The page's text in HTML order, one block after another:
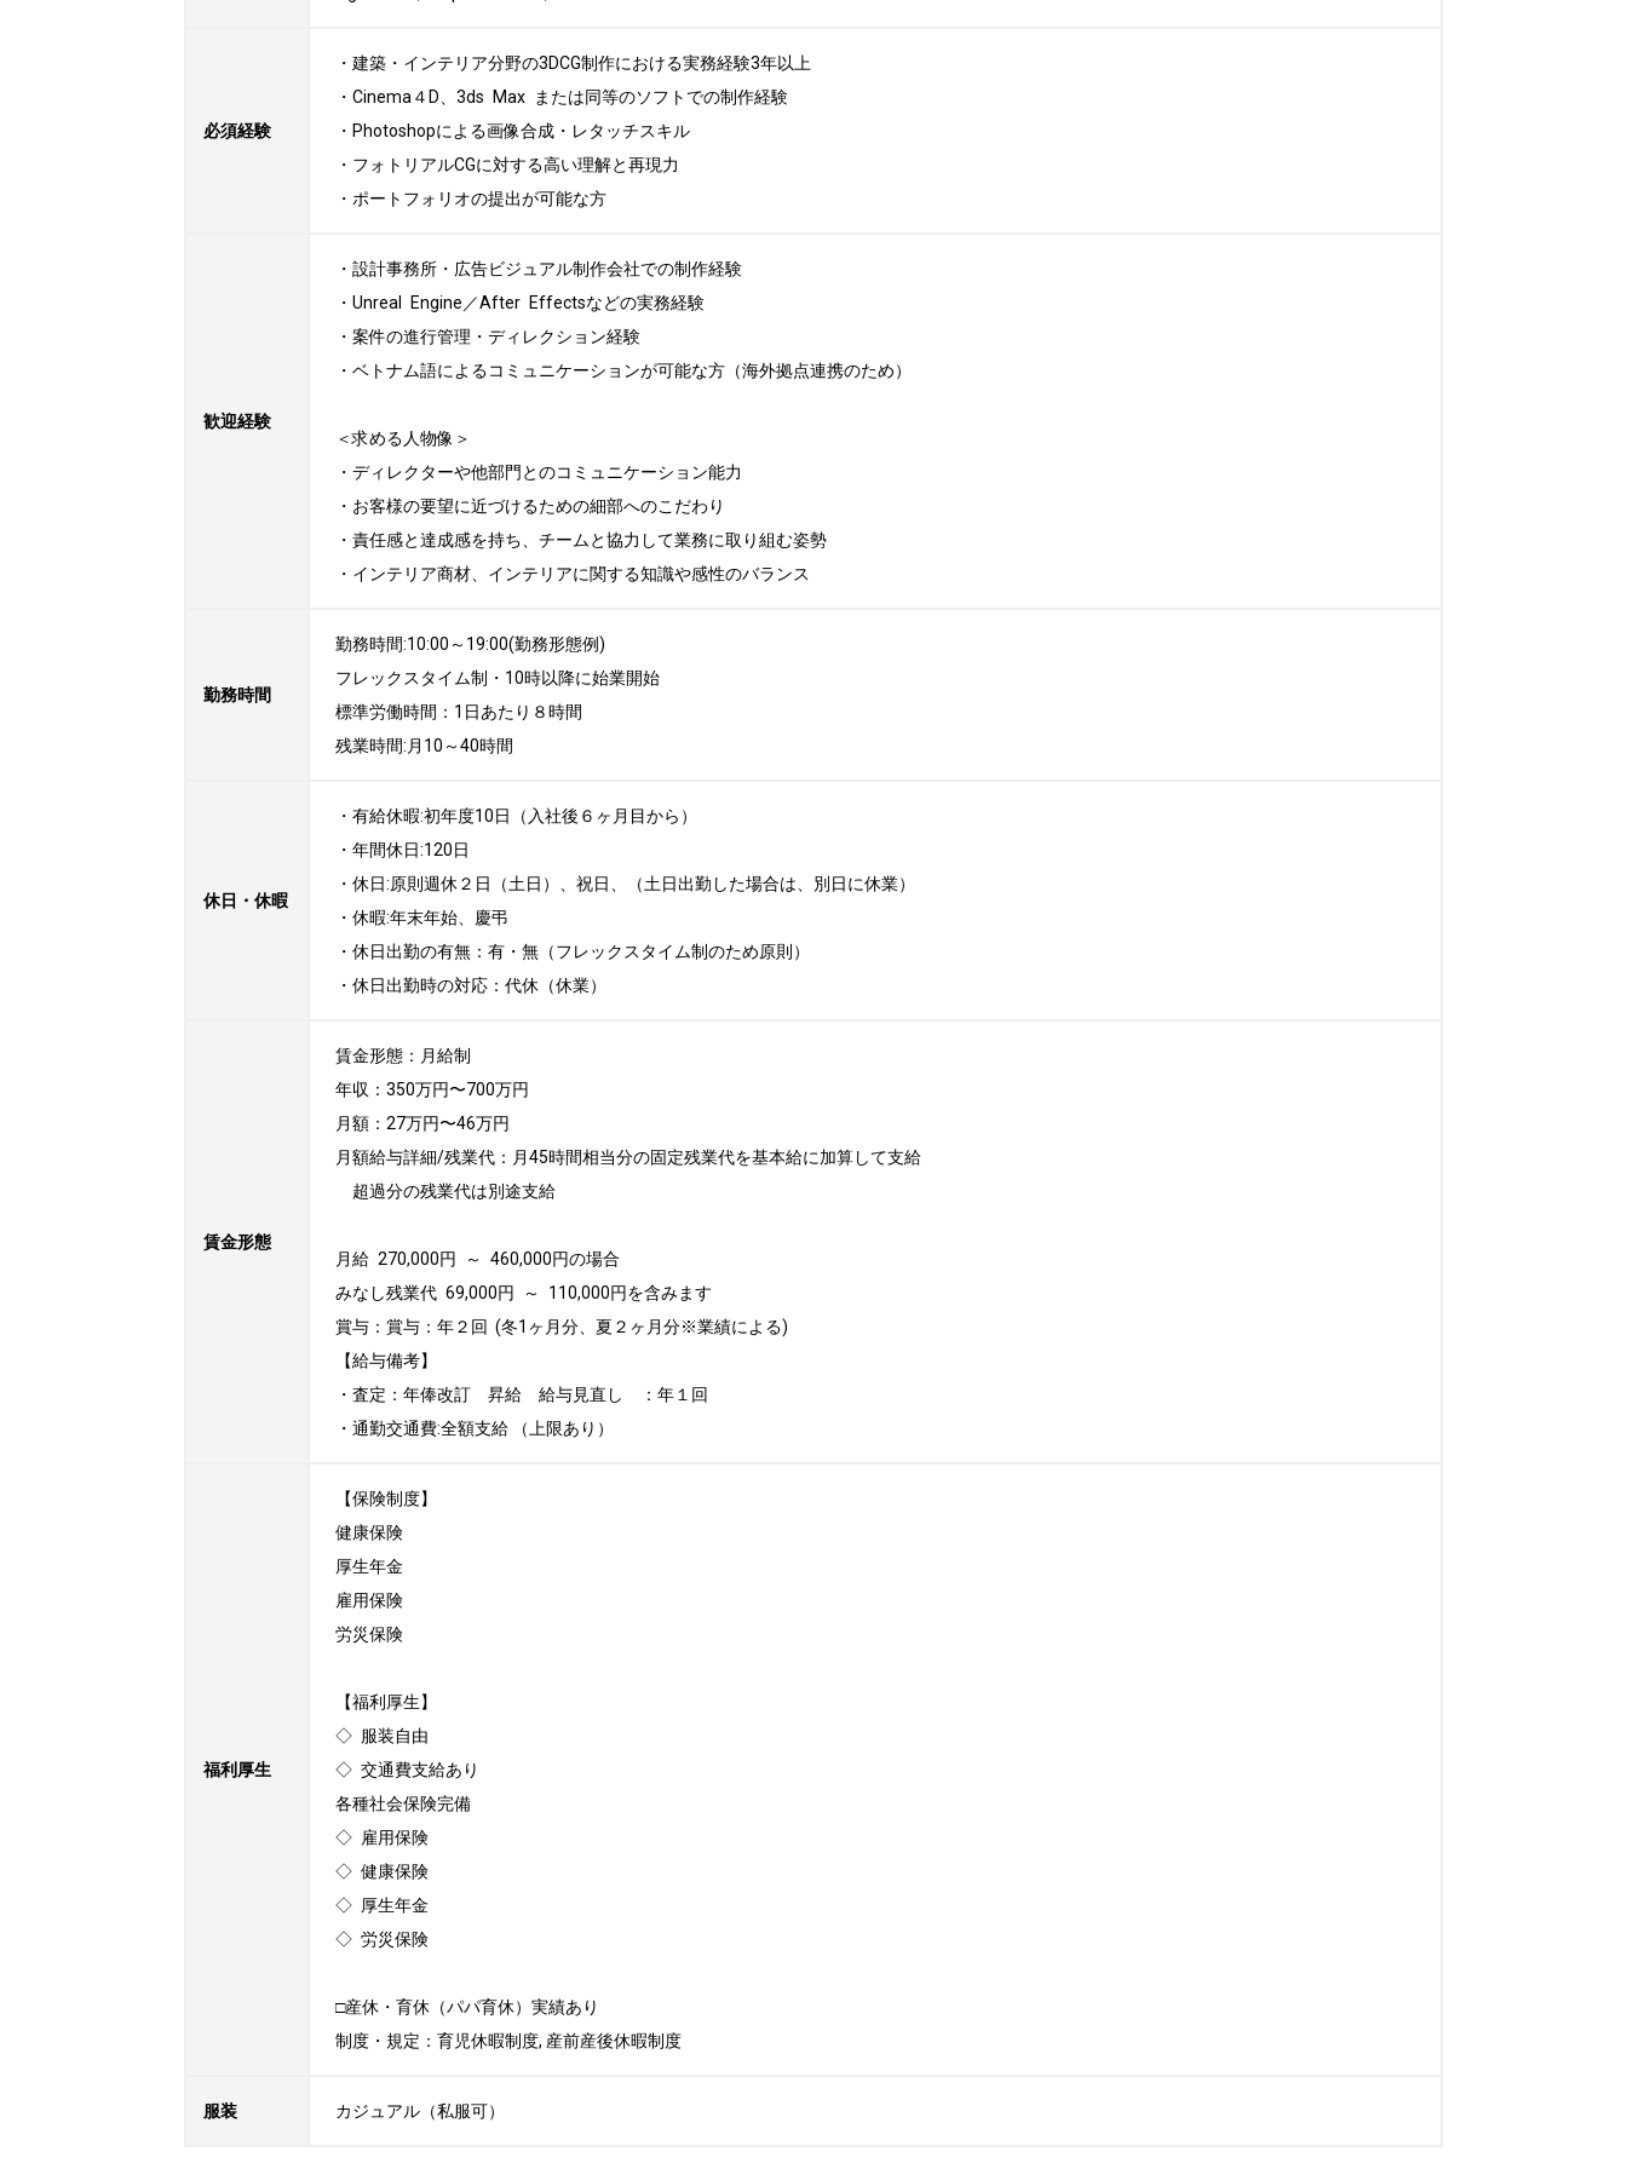
必須経験
・建築・インテリア分野の3DCG制作における実務経験3年以上
・Cinema４D、3ds Max または同等のソフトでの制作経験
・Photoshopによる画像合成・レタッチスキル
・フォトリアルCGに対する高い理解と再現力
・ポートフォリオの提出が可能な方
歓迎経験
・設計事務所・広告ビジュアル制作会社での制作経験
・Unreal Engine／After Effectsなどの実務経験
・案件の進行管理・ディレクション経験
・ベトナム語によるコミュニケーションが可能な方（海外拠点連携のため）
＜求める人物像＞
・ディレクターや他部門とのコミュニケーション能力
・お客様の要望に近づけるための細部へのこだわり
・責任感と達成感を持ち、チームと協力して業務に取り組む姿勢
・インテリア商材、インテリアに関する知識や感性のバランス
勤務時間
勤務時間:10:00～19:00(勤務形態例)
フレックスタイム制・10時以降に始業開始
標準労働時間：1日あたり８時間
残業時間:月10～40時間
休日・休暇
・有給休暇:初年度10日（入社後６ヶ月目から）
・年間休日:120日
・休日:原則週休２日（土日）、祝日、（土日出勤した場合は、別日に休業）
・休暇:年末年始、慶弔
・休日出勤の有無：有・無（フレックスタイム制のため原則）
・休日出勤時の対応：代休（休業）
賃金形態
賃金形態：月給制
年収：350万円〜700万円
月額：27万円〜46万円
月額給与詳細/残業代：月45時間相当分の固定残業代を基本給に加算して支給
超過分の残業代は別途支給
月給 270,000円 ～ 460,000円の場合
みなし残業代 69,000円 ～ 110,000円を含みます
賞与：賞与：年２回  (冬1ヶ月分、夏２ヶ月分※業績による)
【給与備考】
・査定：年俸改訂　昇給　給与見直し　：年１回
・通勤交通費:全額支給 （上限あり）
福利厚生
【保険制度】
健康保険
厚生年金
雇用保険
労災保険
【福利厚生】
◇ 服装自由
◇ 交通費支給あり
各種社会保険完備
◇ 雇用保険
◇ 健康保険
◇ 厚生年金
◇ 労災保険
□産休・育休（パパ育休）実績あり
制度・規定：育児休暇制度, 産前産後休暇制度
服装 カジュアル（私服可）